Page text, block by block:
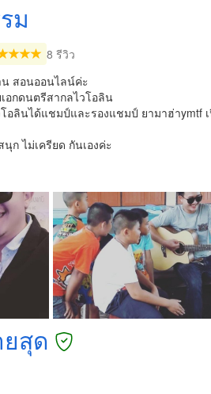
ม
8 รีวิว
สอนออนไลน์ค่ะ
อกดนตรีสากลไวโอลิน
อลินได้แชมป์และรองแชมป์ ยามาฮ่า
ก ไม่เครียด กันเองค่ะ
สุด